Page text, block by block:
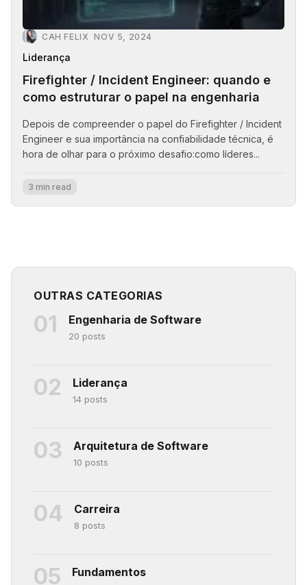
CAH FELIX NOV 5, 2024
Liderança
Firefighter / Incident Engineer: quando e
como estruturar o papel na engenharia
Depois de compreender o papel do Firefighter / Incident
Engineer e sua importância na confiabilidade técnica, é
hora de olhar para o próximo desafio:como líderes...
3 min read
OUTRAS CATEGORIAS
01 Engenharia de Software
20 posts
02 Liderança
14 posts
03 Arquitetura de Software
10 posts
04 Carreira
8 posts
05 Fundamentos